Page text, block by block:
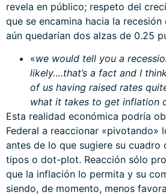
revela en público; respeto del
que se encamina hacia la
aún quedarían dos alzas de 0.25
«we would tell you a
likely….that’s a fact and I
of us having raised rates
what it takes to get inflation
Esta realidad económica podría
Federal a reaccionar «pivotando»
antes de lo que sugiere su cuadro
tipos o dot-plot. Reacción sólo
que la inflación lo permita y su
siendo, de momento, menos